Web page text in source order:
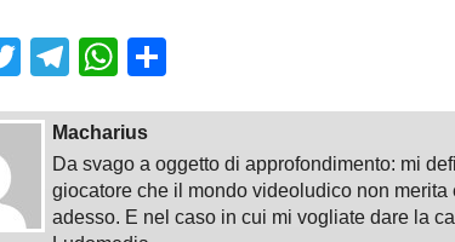
TwitterTelegram
WhatsApp
Macharius
Da svago a oggetto di approfondimento: mi
giocatore che il mondo videoludico non
adesso. E nel caso in cui mi vogliate dare la